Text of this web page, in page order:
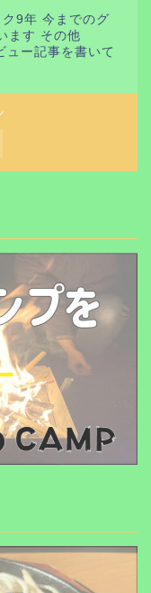
9年 今までのグ
ます その他
ュー記事を書いて